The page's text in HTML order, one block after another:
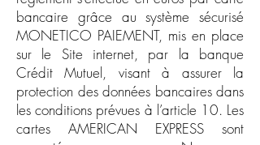
bancaire grâce au système sécurisé
MONETICO PAIEMENT, mis en place
sur le Site internet, par la banque
Crédit Mutuel, visant à assurer la
protection des données bancaires dans
les conditions prévues à l’article 10. Les
cartes AMERICAN EXPRESS sont